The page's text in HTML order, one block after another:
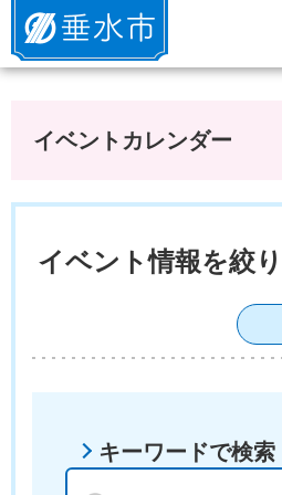
垂水市
イベントカレンダー
イベント情報を絞
キーワードで検索